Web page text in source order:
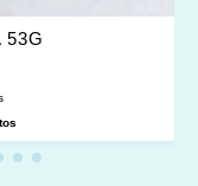
53G